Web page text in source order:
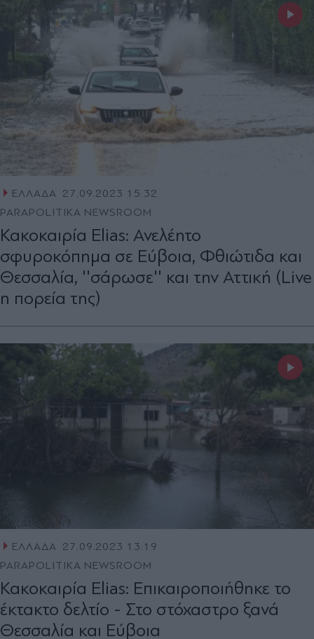
ΕΛΛΑΔΑ 27.09.2023 15:32
PARAPOLITIKA NEWSROOM
Κακοκαιρία Elias: Ανελέητο
σφυροκόπημα σε Εύβοια, Φθιώτιδα και
Θεσσαλία, ''σάρωσε'' και την Αττική (Live
η πορεία της)
ΕΛΛΑΔΑ 27.09.2023 13:19
PARAPOLITIKA NEWSROOM
Κακοκαιρία Elias: Επικαιροποιήθηκε το
έκτακτο δελτίο - Στο στόχαστρο ξανά
Θεσσαλία και Εύβοια